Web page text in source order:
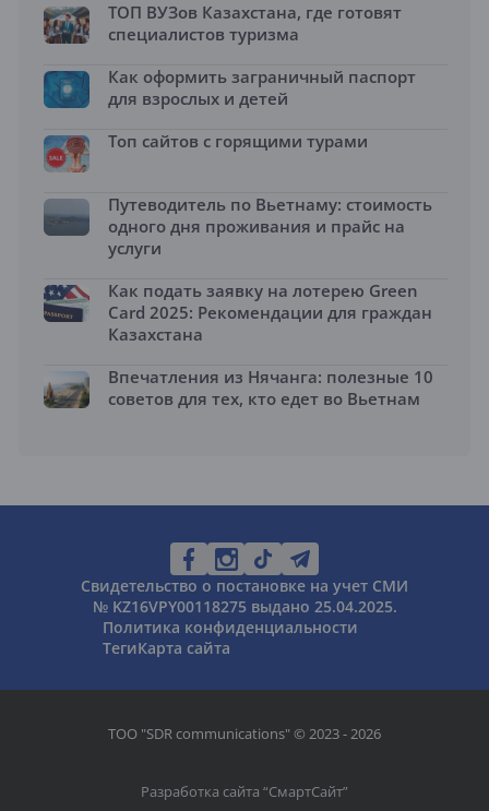
ТОП ВУЗов Казахстана, где готовят
специалистов туризма
Как оформить заграничный паспорт
для взрослых и детей
Топ сайтов с горящими турами
Путеводитель по Вьетнаму: стоимость
одного дня проживания и прайс на
услуги
Как подать заявку на лотерею Green
Card 2025: Рекомендации для граждан
Казахстана
Впечатления из Нячанга: полезные 10
советов для тех, кто едет во Вьетнам
Свидетельство о постановке на учет СМИ
№ KZ16VPY00118275 выдано 25.04.2025.
Политика конфиденциальности
ТегиКарта сайта
ТОО "SDR communications" © 2023 - 2026
Разработка сайта “СмартСайт”